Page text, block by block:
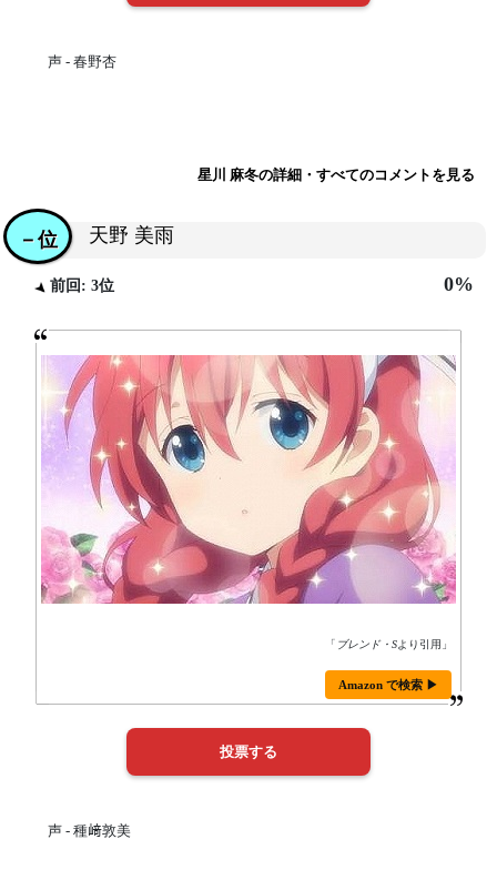
声 - 春野杏
星川 麻冬の詳細・すべてのコメントを見る
天野 美雨
－位
前回: 3位 0%
「 ブレンド・Sより引用」
Amazon で検索 ▶
声 - 種﨑敦美